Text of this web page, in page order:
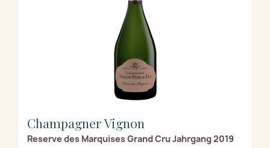
Champagner Vignon
Reserve des Marquises Grand Cru Jahrgang 2019